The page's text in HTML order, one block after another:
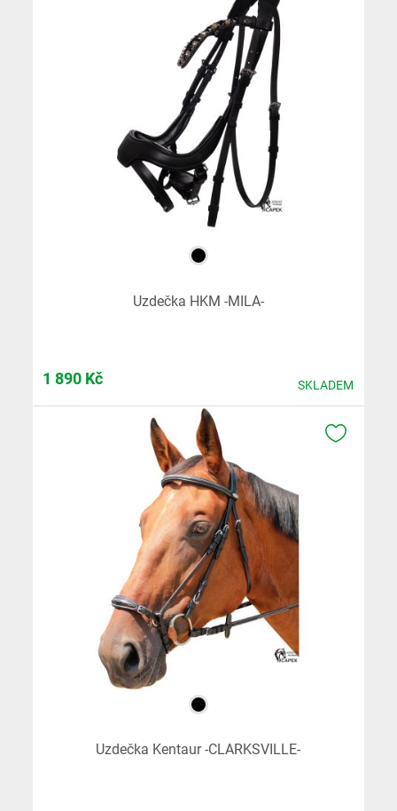
Uzdečka HKM -MILA-
1 890 Kč SKLADEM
Uzdečka Kentaur -CLARKSVILLE-